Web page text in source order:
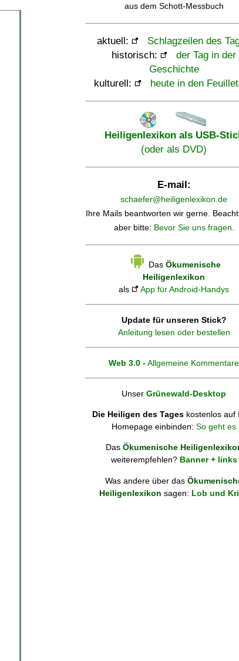
aus dem Schott-Messbuch
aktuell:
Schlagzeilen des
historisch:
der Tag in der
Geschichte
kulturell:
heute in den
Heiligenlexikon als USB-
(oder als DVD)
E-mail:
schaefer@heiligenlexikon.de
Ihre Mails beantworten wir gerne.
aber bitte: Bevor Sie uns fragen.
Das Ökumenische
Heiligenlexikon
als
App für Android-Handys
Update für unseren Stick?
Anleitung lesen oder bestellen
Web 3.0 - Allgemeine Kommentare
Unser Grünewald-Desktop
Die Heiligen des Tages kostenlos auf
Homepage einbinden: So geht es
Das Ökumenische
weiterempfehlen? Banner + links
Was andere über das
Heiligenlexikon sagen: Lob und